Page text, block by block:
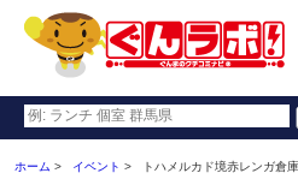
ホーム イベント トハメルカド境赤レンガ倉